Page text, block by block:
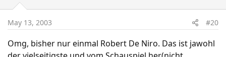
May 13, 2003 #20
Omg, bisher nur einmal Robert De Niro. Das ist jawohl